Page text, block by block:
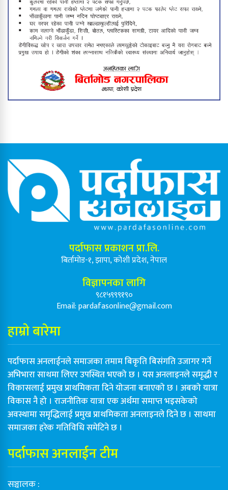
विपक्षी सांसदले संसद्‌मै मागे प्रधानमन्त्रीको
राजीनामा
बिर्तामोड नगरपालिकाले थाल्यो सडक
विस्तार अभियान
पर्दाफास प्रकाशन प्रा.लि.
बिर्तामोड-१, झापा, कोशी प्रदेश, नेपाल
विज्ञापनका लागि
९८१५९९९१९०
Email:pardafasonline@gmail.com
हाम्रो बारेमा
पर्दाफास अनलाईनले समाजका तमाम बिकृति बिसंगति उजागर गर्ने
अभिभारा साथमा लिएर उपस्थित भएको छ । यस अनलाइनले समृद्धी र
विकासलाई प्रमुख प्राथमिकता दिने योजना बनाएको छ । अबको यात्रा
विकास नै हो । राजनीतिक यात्रा एक अर्थमा समाप्त भइसकेको
अवस्थामा समृद्धिलाई प्रमुख प्राथमिकता अनलाइनले दिने छ । साथमा
समाजका हरेक गतिविधि समेटिने छ ।
पर्दाफास अनलाईन टीम
सञ्चालक :